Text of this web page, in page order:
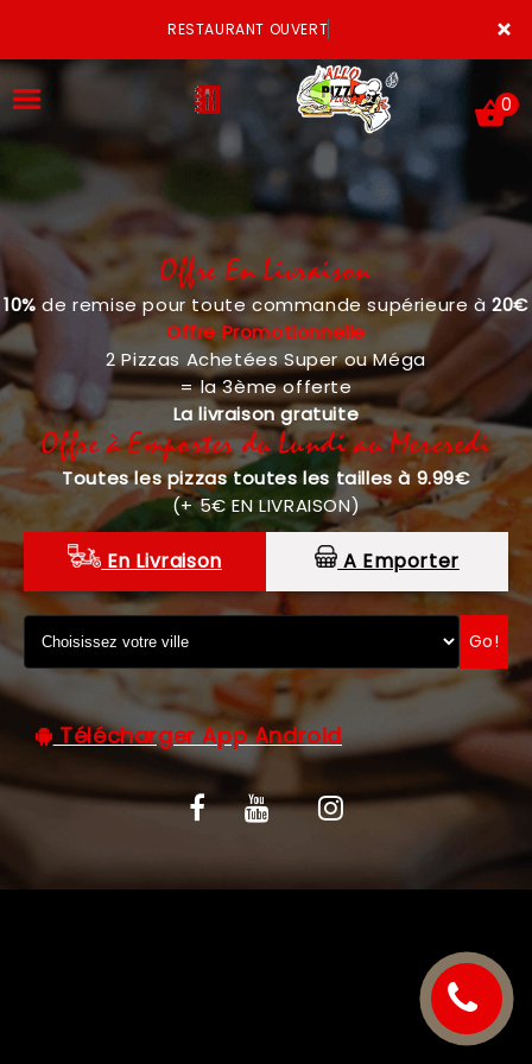
×
RESTAURANT OUVERT
ACCUEIL
LA CARTE
VOTRE COMPTE
NOTRE RESTAURANT
VOS AVIS
MENTIONS LÉGALES
C.G.V
0
Offre En Livraison
10%de remise pour toute commande supérieure à20€
Offre Promotionnelle
2 Pizzas Achetées Super ou Méga
= la 3ème offerte
La livraison gratuite
Offre à Emporter du Lundi au Mercredi
Toutes les pizzas toutes les tailles à 9.99€
(+ 5€ EN LIVRAISON)
En Livraison A Emporter
Go!
Télécharger App Android